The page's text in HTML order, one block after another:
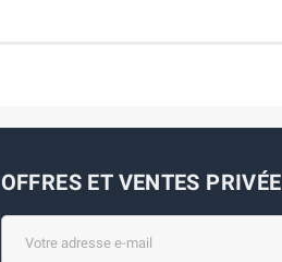
OFFRES ET VENTES